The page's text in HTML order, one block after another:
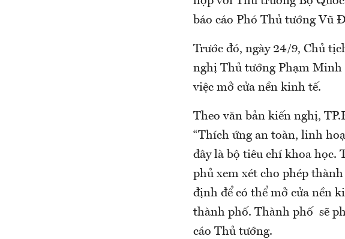
báo cáo Phó Thủ tướng Vũ
Trước đó, ngày 24/9, Chủ
nghị Thủ tướng Phạm Minh
việc mở cửa nền kinh tế.
Theo văn bản kiến nghị,
“Thích ứng an toàn, linh
đây là bộ tiêu chí khoa học.
phủ xem xét cho phép
định để có thể mở cửa nền
thành phố. Thành phố sẽ
cáo Thủ tướng.